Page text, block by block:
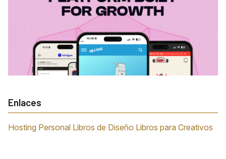
Enlaces
Hosting Personal Libros de Diseño Libros para Creativos